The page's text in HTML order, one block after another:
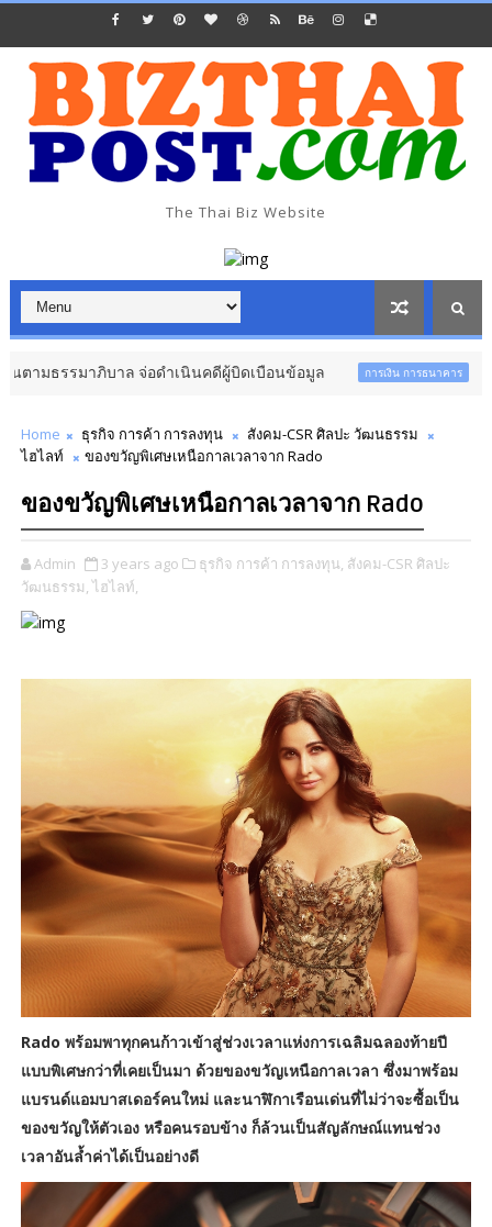
The Thai Biz Website
มาภิบาล จ่อดำเนินคดีผู้บิดเบือนข้อมูล การเงิน การธนาคาร สตาร์ทวันนี้
Home ธุรกิจ การค้า การลงทุน
สังคม-CSR ศิลปะ วัฒนธรรม
ไฮไลท์
ของขวัญพิเศษเหนือกาลเวลาจาก Rado
ของขวัญพิเศษเหนือกาลเวลาจาก Rado
Admin 3 years ago ธุรกิจ การค้า การลงทุน, สังคม-CSR ศิลปะ
วัฒนธรรม, ไฮไลท์,
Rado พร้อมพาทุกคนก้าวเข้าสู่ช่วงเวลาแห่งการเฉลิมฉลองท้ายปี
แบบพิเศษกว่าที่เคยเป็นมา ด้วยของขวัญเหนือกาลเวลา ซึ่งมาพร้อม
แบรนด์แอมบาสเดอร์คนใหม่ และนาฬิกาเรือนเด่นที่ไม่ว่าจะซื้อเป็น
ของขวัญให้ตัวเอง หรือคนรอบข้าง ก็ล้วนเป็นสัญลักษณ์แทนช่วง
เวลาอันล้ำค่าได้เป็นอย่างดี